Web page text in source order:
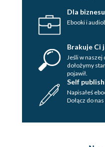
Dla
Ebooki i
Brakuje Ci
Jeśli w
dołożymy
pojawił.
Self
Napisałeś
Dołącz do